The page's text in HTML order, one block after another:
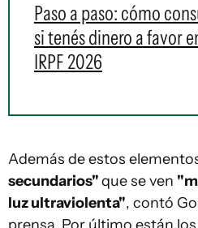
Paso a paso: cómo
si tenés dinero a favor
IRPF 2026
Además de estos
secundarios"que se ven
luz ultraviolenta", contó